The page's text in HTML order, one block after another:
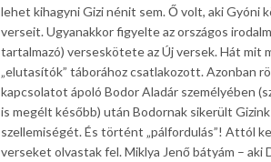
lehet kihagyni Gizi nénit sem. Ő volt, aki
verseit. Ugyanakkor figyelte az országos
tartalmazó) verseskötete az Új versek. Hát mit
„elutasítók” táborához csatlakozott. Azonban
kapcsolatot ápoló Bodor Aladár személyében
is megélt később) után Bodornak sikerült
szellemiségét. És történt „pálfordulás”! Attól
verseket olvastak fel. Miklya Jenő bátyám –